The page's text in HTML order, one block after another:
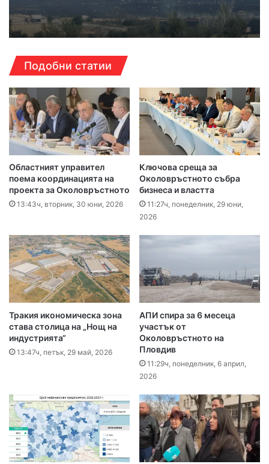
Подобни статии
Областният управител
поема координацията на
проекта за Околовръстното
13:43ч, вторник, 30 юни, 2026
Ключова среща за
Околовръстното събра
бизнеса и властта
11:27ч, понеделник, 29 юни,
2026
Тракия икономическа зона
става столица на „Нощ на
индустрията“
13:47ч, петък, 29 май, 2026
АПИ спира за 6 месеца
участък от
Околовръстното на
Пловдив
11:29ч, понеделник, 6 април,
2026